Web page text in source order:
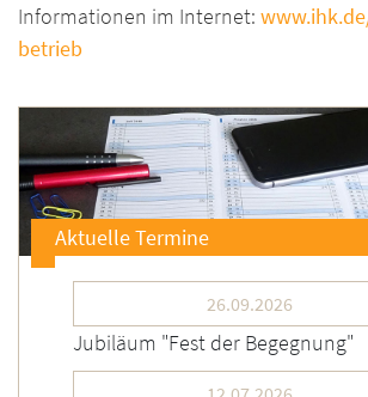
Informationen im Internet:
betrieb
Aktuelle Termine
26.09.2026
Jubiläum "Fest der Begegnung"